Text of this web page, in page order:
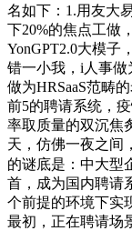
名如下：1.用友大
下20%的焦点工做
YonGPT2.0大模子
错一小我，i人事做
做为HRSaaS范畴
前5的聘请系统，
率取质量的双沉焦
天，仿佛一夜之间
的谜底是：中大型
首，成为国内聘请
个前提的环境下实
最初，正在聘请场